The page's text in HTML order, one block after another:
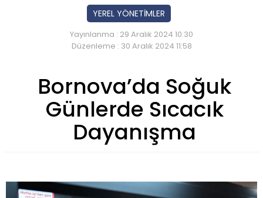
YEREL YÖNETİMLER
Yayınlanma : 29 Aralık 2024 10:30
Düzenleme : 30 Aralık 2024 11:58
Bornova’da Soğuk
Günlerde Sıcacık
Dayanışma